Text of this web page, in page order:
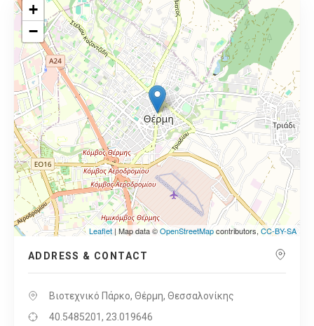
+
−
Leaflet | Map data ©OpenStreetMapcontributors, CC-BY-SA
ADDRESS & CONTACT
Βιοτεχνικό Πάρκο, Θέρμη, Θεσσαλονίκης
40.5485201, 23.019646